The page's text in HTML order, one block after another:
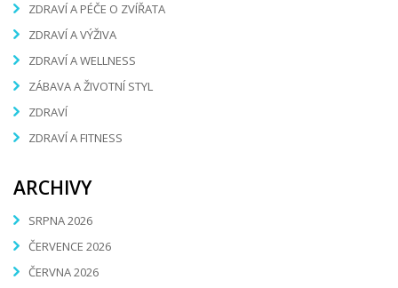
ZDRAVÍ A PÉČE O ZVÍŘATA
ZDRAVÍ A VÝŽIVA
ZDRAVÍ A WELLNESS
ZÁBAVA A ŽIVOTNÍ STYL
ZDRAVÍ
ZDRAVÍ A FITNESS
ARCHIVY
SRPNA 2026
ČERVENCE 2026
ČERVNA 2026